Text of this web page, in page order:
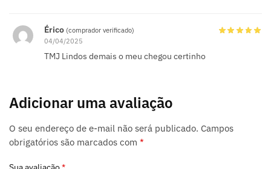
Érico (comprador verificado)
04/04/2025
TMJ Lindos demais o meu chegou certinho
Adicionar uma avaliação
O seu endereço de e-mail não será publicado. Campos
obrigatórios são marcados com *